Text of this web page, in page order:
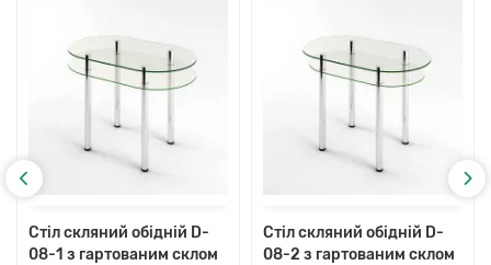
Стіл скляний обідній D-
08-1 з гартованим склом
Стіл скляний обідній D-
08-2 з гартованим склом